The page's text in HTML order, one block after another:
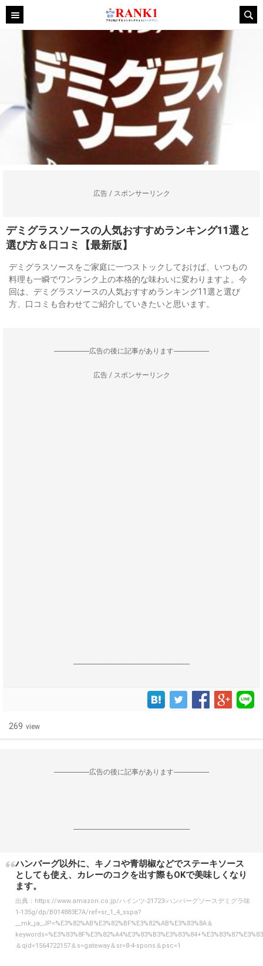
広告 / スポンサーリンク
デミグラスソースの人気おすすめランキング11選と
選び方＆口コミ【最新版】
デミグラスソースをご家庭に一つストックしておけば、いつもの
料理も一瞬でワンランク上の本格的な味わいに変わりますよ。今
回は、デミグラスソースの人気おすすめランキング11選と選び
方、口コミも合わせてご紹介していきたいと思います。
--------------------広告の後に記事があります--------------------
広告 / スポンサーリンク
------------------------------------------------------------------
269 view
--------------------広告の後に記事があります--------------------
------------------------------------------------------------------
ハンバーグ以外に、キノコや青胡椒などでステーキソース
としても使え、カレーのコクを出す際もOKで美味しくなり
ます。
出典： https://www.amazon.co.jp/ハインツ-21723-ハンバーグソースデミグラ味
1-135g/dp/B014883E7A/ref=sr_1_4_sspa?
__mk_ja_JP=%E3%82%AB%E3%82%BF%E3%82%AB%E3%83%8A＆
＆qid=1564722157＆s=gateway＆sr=8-4-spons＆psc=1